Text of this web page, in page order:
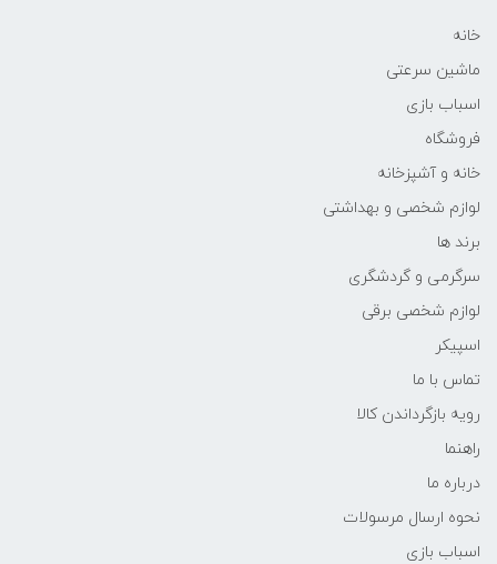
خانه
ماشین سرعتی
اسباب بازی
فروشگاه
خانه و آشپزخانه
لوازم شخصی و بهداشتی
برند ها
سرگرمی و گردشگری
لوازم شخصی برقی
اسپیکر
تماس با ما
رویه بازگرداندن کالا
راهنما
درباره ما
نحوه ارسال مرسولات
اسباب بازی